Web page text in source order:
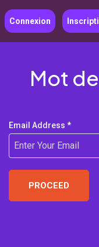
Connexion
Mot
Email Address *
PROCEED